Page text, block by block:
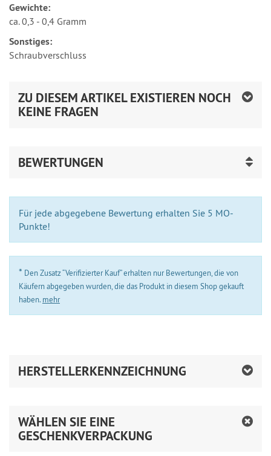
Gewichte:
ca. 0,3 - 0,4 Gramm
Sonstiges:
Schraubverschluss
ZU DIESEM ARTIKEL EXISTIEREN NOCH
KEINE FRAGEN
BEWERTUNGEN
Für jede abgegebene Bewertung erhalten Sie 5 MO-
Punkte!
* Den Zusatz “Verifizierter Kauf” erhalten nur Bewertungen, die von
Käufern abgegeben wurden, die das Produkt in diesem Shop gekauft
haben. mehr
HERSTELLERKENNZEICHNUNG
WÄHLEN SIE EINE
GESCHENKVERPACKUNG